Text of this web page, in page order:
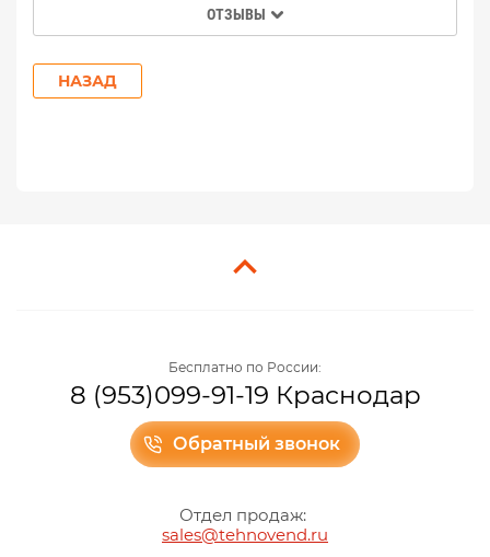
ОТЗЫВЫ
НАЗАД
Бесплатно по России:
8 (953)099-91-19 Краснодар
Обратный звонок
Отдел продаж:
sales@tehnovend.ru